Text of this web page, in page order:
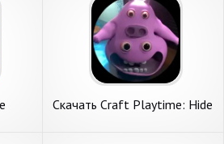
Скачать Craft Playtime: Hide